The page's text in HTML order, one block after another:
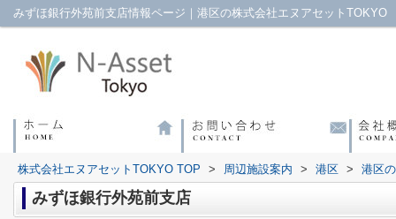
みずほ銀行外苑前支店情報ページ｜港区の株式会社エヌアセットTOKYO
株式会社エヌアセットTOKYO TOP > 周辺施設案内 > 港区 > 港区
みずほ銀行外苑前支店